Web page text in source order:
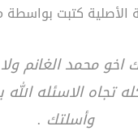
الأصلية كتبت
اخو محمد الغانم
تجاه الاسئله الله
وأسلتك .